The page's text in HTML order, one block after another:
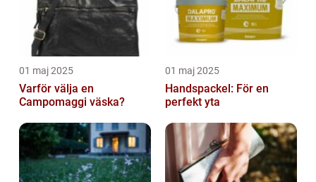
01 maj 2025
Varför välja en
Campomaggi väska?
01 maj 2025
Handspackel: För en
perfekt yta